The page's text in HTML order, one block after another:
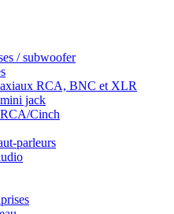
/ subwoofer
RCA, BNC et XLR
jack
Cinch
parleurs